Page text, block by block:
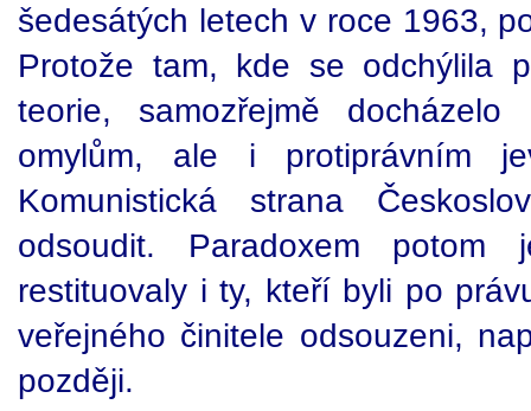
šedesátých letech v roce 1963,
Protože tam, kde se odchýlila
teorie, samozřejmě
omylům, ale i protiprávním
Komunistická strana
odsoudit. Paradoxem
restituovaly i ty, kteří byli po
veřejného činitele odsouzeni,
později.